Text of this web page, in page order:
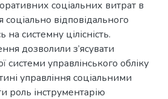
соціальних витрат в
соціально відповідального
на системну цілісність.
дозволили з’ясувати
системи управлінського обліку
управління соціальними
роль інструментарію